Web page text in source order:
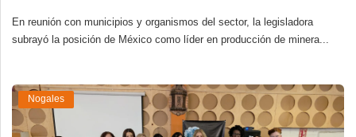
En reunión con municipios y organismos del sector, la legisladora
subrayó la posición de México como líder en producción de minera...
Nogales